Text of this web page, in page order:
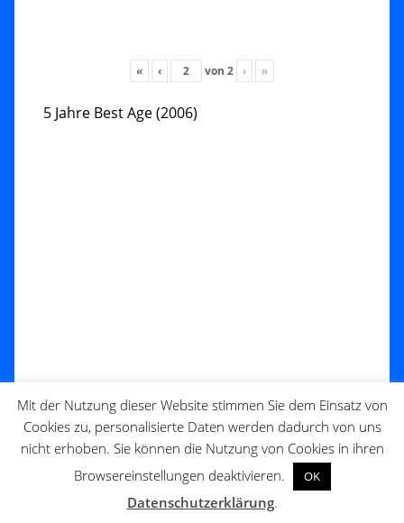
« ‹ von 2 › »
5 Jahre Best Age (2006)
Mit der Nutzung dieser Website stimmen Sie dem Einsatz von
Cookies zu, personalisierte Daten werden dadurch von uns
nicht erhoben. Sie können die Nutzung von Cookies in ihren
Browsereinstellungen deaktivieren.
OK
Datenschutzerklärung.